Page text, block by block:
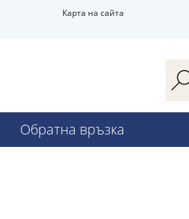
Карта на сайта
Обратна връзка